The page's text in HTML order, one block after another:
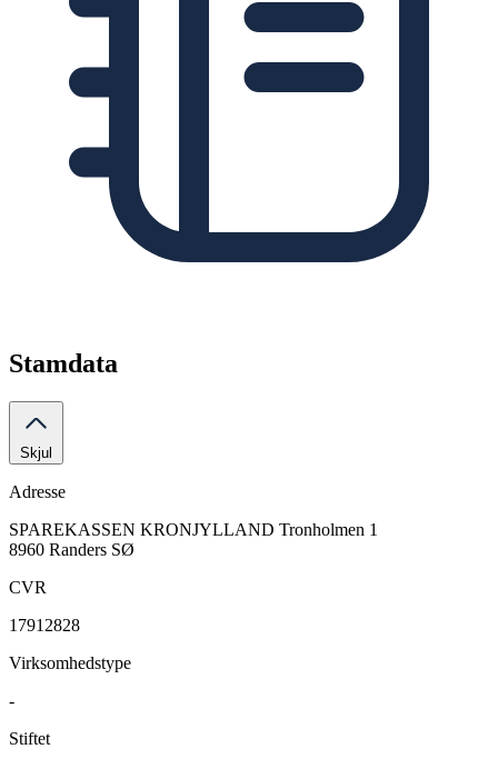
Stamdata
Skjul
Adresse
SPAREKASSEN KRONJYLLAND Tronholmen 1
8960 Randers SØ
CVR
17912828
Virksomhedstype
-
Stiftet